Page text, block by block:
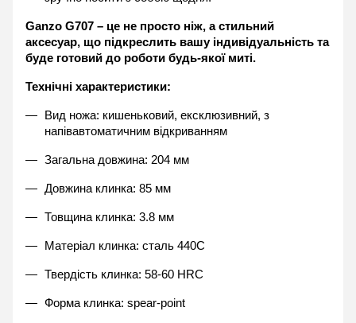
Ganzo G707 – це не просто ніж, а стильний
аксесуар, що підкреслить вашу індивідуальність та
буде готовий до роботи будь-якої миті.
Технічні характеристики:
Вид ножа: кишеньковий, ексклюзивний, з
напівавтоматичним відкриванням
Загальна довжина: 204 мм
Довжина клинка: 85 мм
Товщина клинка: 3.8 мм
Матеріал клинка: сталь 440C
Твердість клинка: 58-60 HRC
Форма клинка: spear-point